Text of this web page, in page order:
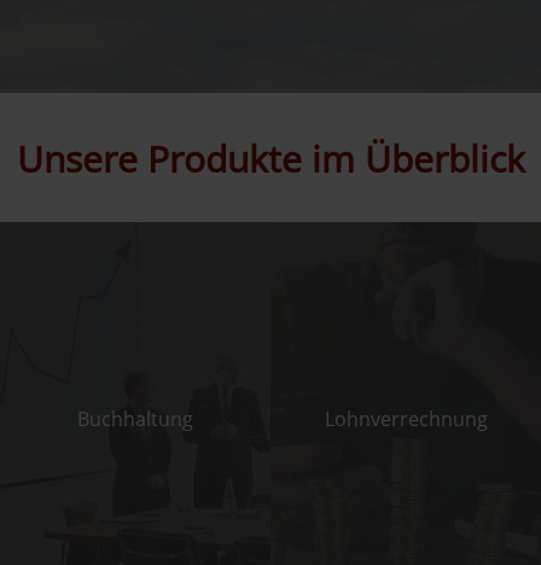
Unsere Produkte im Überblick
Buch­haltung Lohn­­verrechnung